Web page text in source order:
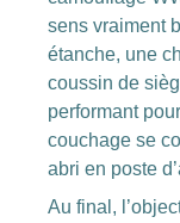
sens vraiment
étanche, une
coussin de
performant
couchage se
abri en poste
Au final,